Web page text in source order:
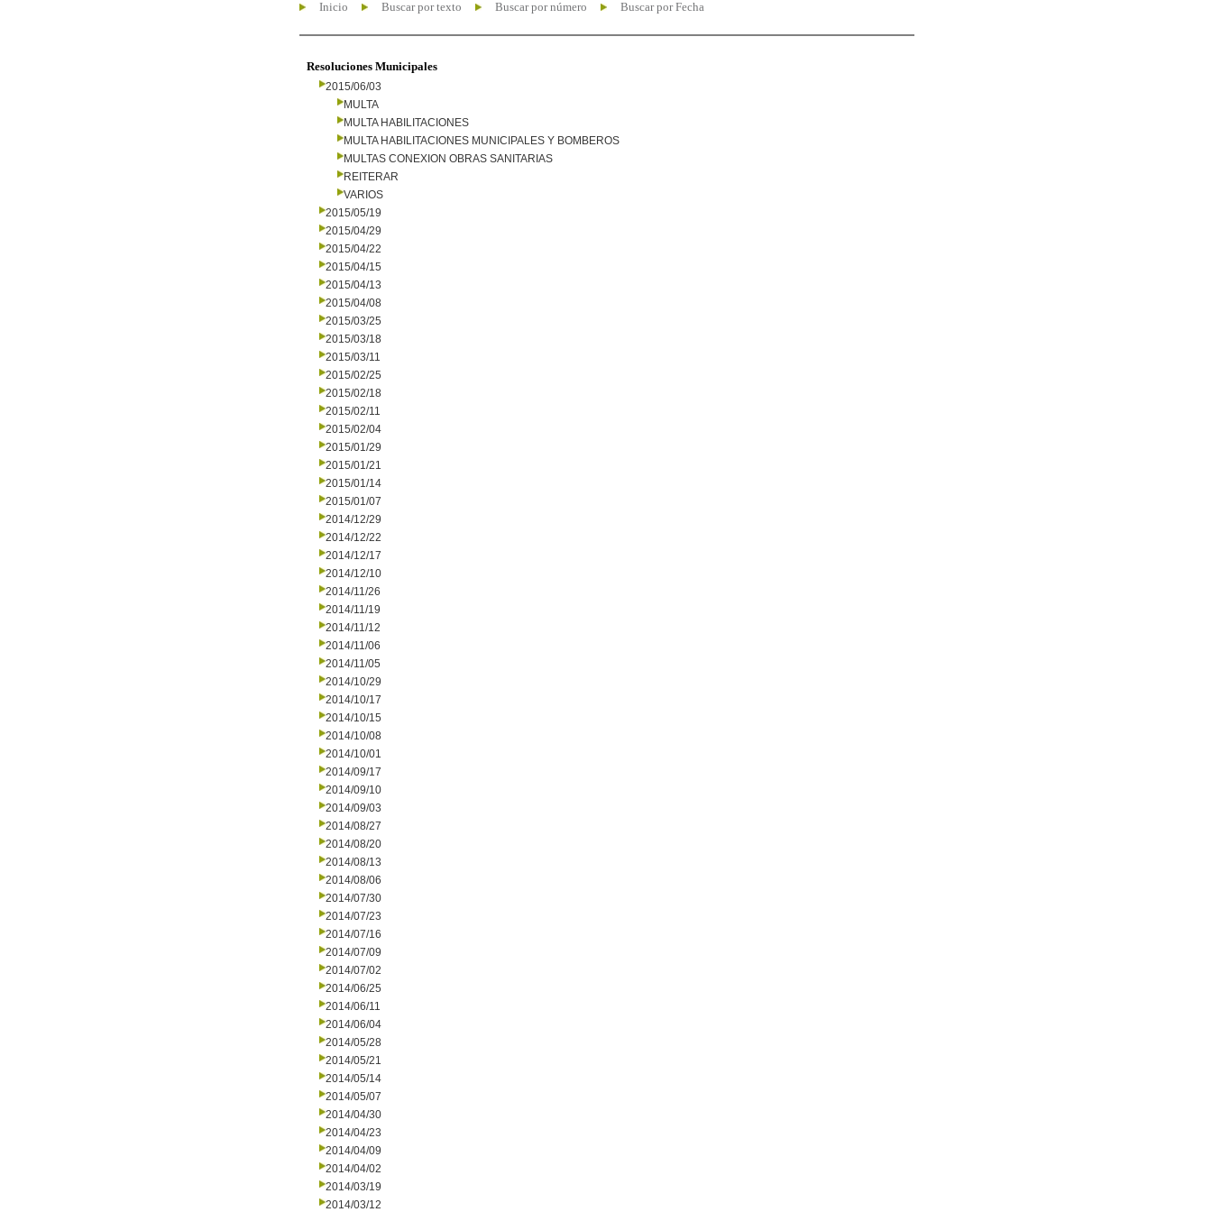
Inicio Buscar por texto Buscar por número Buscar por Fecha
Resoluciones Municipales
2015/06/03
MULTA
MULTA HABILITACIONES
MULTA HABILITACIONES MUNICIPALES Y BOMBEROS
MULTAS CONEXION OBRAS SANITARIAS
REITERAR
VARIOS
2015/05/19
2015/04/29
2015/04/22
2015/04/15
2015/04/13
2015/04/08
2015/03/25
2015/03/18
2015/03/11
2015/02/25
2015/02/18
2015/02/11
2015/02/04
2015/01/29
2015/01/21
2015/01/14
2015/01/07
2014/12/29
2014/12/22
2014/12/17
2014/12/10
2014/11/26
2014/11/19
2014/11/12
2014/11/06
2014/11/05
2014/10/29
2014/10/17
2014/10/15
2014/10/08
2014/10/01
2014/09/17
2014/09/10
2014/09/03
2014/08/27
2014/08/20
2014/08/13
2014/08/06
2014/07/30
2014/07/23
2014/07/16
2014/07/09
2014/07/02
2014/06/25
2014/06/11
2014/06/04
2014/05/28
2014/05/21
2014/05/14
2014/05/07
2014/04/30
2014/04/23
2014/04/09
2014/04/02
2014/03/19
2014/03/12